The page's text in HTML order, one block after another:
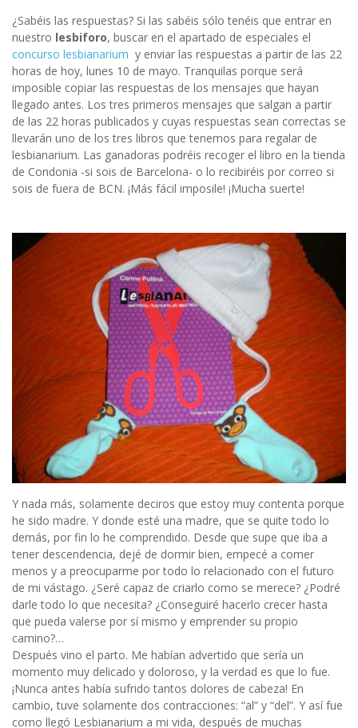
¿Sabéis las respuestas? Si las sabéis sólo tenéis que entrar en
nuestro lesbiforo, buscar en el apartado de especiales el
concurso lesbianarium y enviar las respuestas a partir de las 22
horas de hoy, lunes 10 de mayo. Tranquilas porque será
imposible copiar las respuestas de los mensajes que hayan
llegado antes. Los tres primeros mensajes que salgan a partir
de las 22 horas publicados y cuyas respuestas sean correctas se
llevarán uno de los tres libros que tenemos para regalar de
lesbianarium. Las ganadoras podréis recoger el libro en la tienda
de Condonia -si sois de Barcelona- o lo recibiréis por correo si
sois de fuera de BCN. ¡Más fácil imposile! ¡Mucha suerte!
Y nada más, solamente deciros que estoy muy contenta porque
he sido madre. Y donde esté una madre, que se quite todo lo
demás, por fin lo he comprendido. Desde que supe que iba a
tener descendencia, dejé de dormir bien, empecé a comer
menos y a preocuparme por todo lo relacionado con el futuro
de mi vástago. ¿Seré capaz de criarlo como se merece? ¿Podré
darle todo lo que necesita? ¿Conseguiré hacerlo crecer hasta
que pueda valerse por sí mismo y emprender su propio
camino?…
Después vino el parto. Me habían advertido que sería un
momento muy delicado y doloroso, y la verdad es que lo fue.
¡Nunca antes había sufrido tantos dolores de cabeza! En
cambio, tuve solamente dos contracciones: “al” y “del”. Y así fue
como llegó Lesbianarium a mi vida, después de muchas